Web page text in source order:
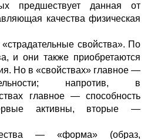
предшествует данная от
качества физическая
свойства». По
и они также приобретаются
Но в «свойствах» главное —
напротив, в
главное — способность
активны, вторые —
— «форма» (образ,